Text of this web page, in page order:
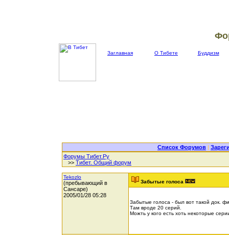
Заглавная О Тибете Буддизм
Список Форумов |
Форумы Тибет.Ру
>> Тибет. Общий форум
Tekozlo
(пребывающий в
Сансаре)
2005/01/28 05:28
Забытые голоса
Забытые голоса - был вот такой док.
Там вроде 20 серий.
Можть у кого есть хоть некоторые